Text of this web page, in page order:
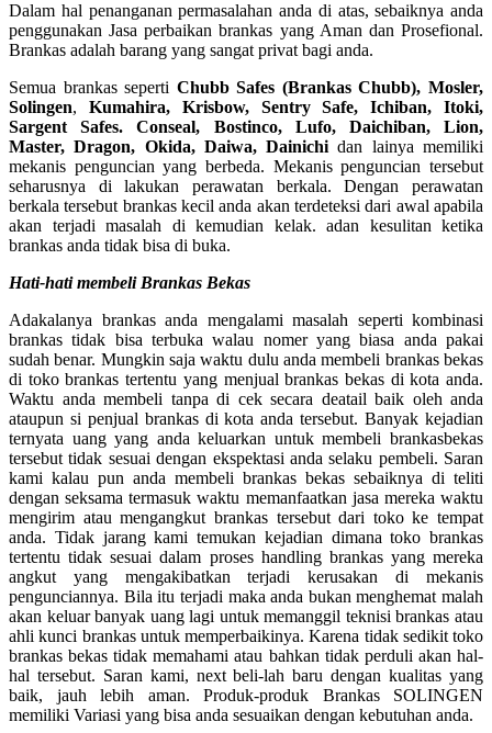
Dalam hal penanganan permasalahan anda di atas, sebaiknya anda
penggunakan Jasa perbaikan brankas yang Aman dan Prosefional.
Brankas adalah barang yang sangat privat bagi anda.
Semua brankas seperti Chubb Safes (Brankas Chubb), Mosler,
Solingen, Kumahira, Krisbow, Sentry Safe, Ichiban, Itoki,
Sargent Safes. Conseal, Bostinco, Lufo, Daichiban, Lion,
Master, Dragon, Okida, Daiwa, Dainichidan lainya memiliki
mekanis penguncian yang berbeda. Mekanis penguncian tersebut
seharusnya di lakukan perawatan berkala. Dengan perawatan
berkala tersebut brankas kecil anda akan terdeteksi dari awal apabila
akan terjadi masalah di kemudian kelak. adan kesulitan ketika
brankas anda tidak bisa di buka.
Hati-hati membeli Brankas Bekas
Adakalanya brankas anda mengalami masalah seperti kombinasi
brankas tidak bisa terbuka walau nomer yang biasa anda pakai
sudah benar. Mungkin saja waktu dulu anda membeli brankas bekas
di toko brankas tertentu yang menjual brankas bekas di kota anda.
Waktu anda membeli tanpa di cek secara deatail baik oleh anda
ataupun si penjual brankas di kota anda tersebut. Banyak kejadian
ternyata uang yang anda keluarkan untuk membeli brankasbekas
tersebut tidak sesuai dengan ekspektasi anda selaku pembeli. Saran
kami kalau pun anda membeli brankas bekas sebaiknya di teliti
dengan seksama termasuk waktu memanfaatkan jasa mereka waktu
mengirim atau mengangkut brankas tersebut dari toko ke tempat
anda. Tidak jarang kami temukan kejadian dimana toko brankas
tertentu tidak sesuai dalam proses handling brankas yang mereka
angkut yang mengakibatkan terjadi kerusakan di mekanis
pengunciannya. Bila itu terjadi maka anda bukan menghemat malah
akan keluar banyak uang lagi untuk memanggil teknisi brankas atau
ahli kunci brankas untuk memperbaikinya. Karena tidak sedikit toko
brankas bekas tidak memahami atau bahkan tidak perduli akan hal-
hal tersebut. Saran kami, next beli-lah baru dengan kualitas yang
baik, jauh lebih aman. Produk-produk Brankas SOLINGEN
memiliki Variasi yang bisa anda sesuaikan dengan kebutuhan anda.